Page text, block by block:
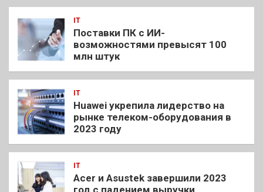
IT
Поставки ПК с ИИ-
возможностями превысят 100
млн штук
IT
Huawei укрепила лидерство на
рынке телеком-оборудования в
2023 году
IT
Acer и Asustek завершили 2023
год с падением выручки